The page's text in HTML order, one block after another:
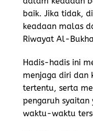
baik. Jika tidak,
keadaan malas
Riwayat Al-
Hadis-hadis ini
menjaga diri
tertentu, serta
pengaruh
waktu-waktu